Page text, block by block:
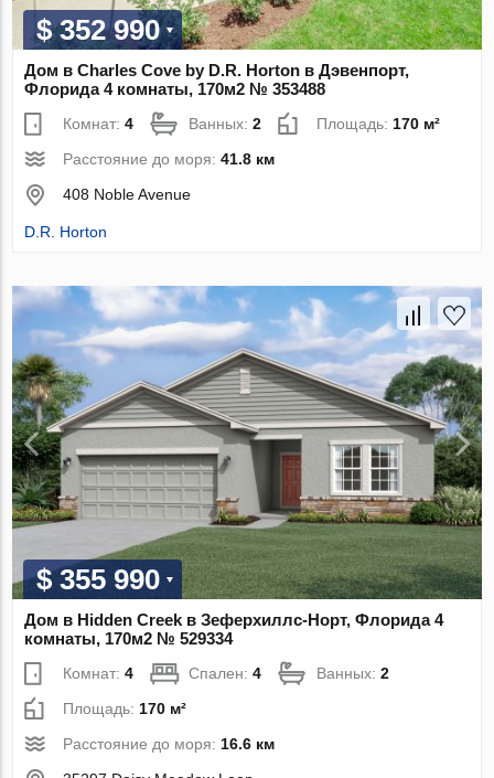
$ 352 990
Дом в Charles Cove by D.R. Horton в Дэвенпорт,
Флорида 4 комнаты, 170м2 № 353488
Комнат:4 Ванных:2 Площадь:170 м²
Расстояние до моря:41.8 км
408 Noble Avenue
D.R. Horton
$ 355 990
Дом в Hidden Creek в Зеферхиллс-Норт, Флорида 4
комнаты, 170м2 № 529334
Комнат:4 Спален:4 Ванных:2
Площадь: 170 м²
Расстояние до моря: 16.6 км